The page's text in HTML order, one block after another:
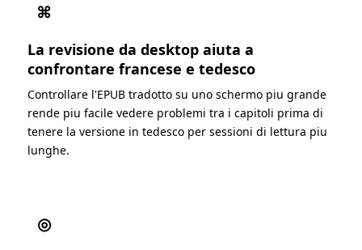
⌘
La revisione da desktop aiuta a
confrontare francese e tedesco
Controllare l'EPUB tradotto su uno schermo piu grande
rende piu facile vedere problemi tra i capitoli prima di
tenere la versione in tedesco per sessioni di lettura piu
lunghe.
◎